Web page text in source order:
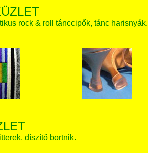
rock & roll tánccipők, tánc harisnyák.
díszítő bortnik.